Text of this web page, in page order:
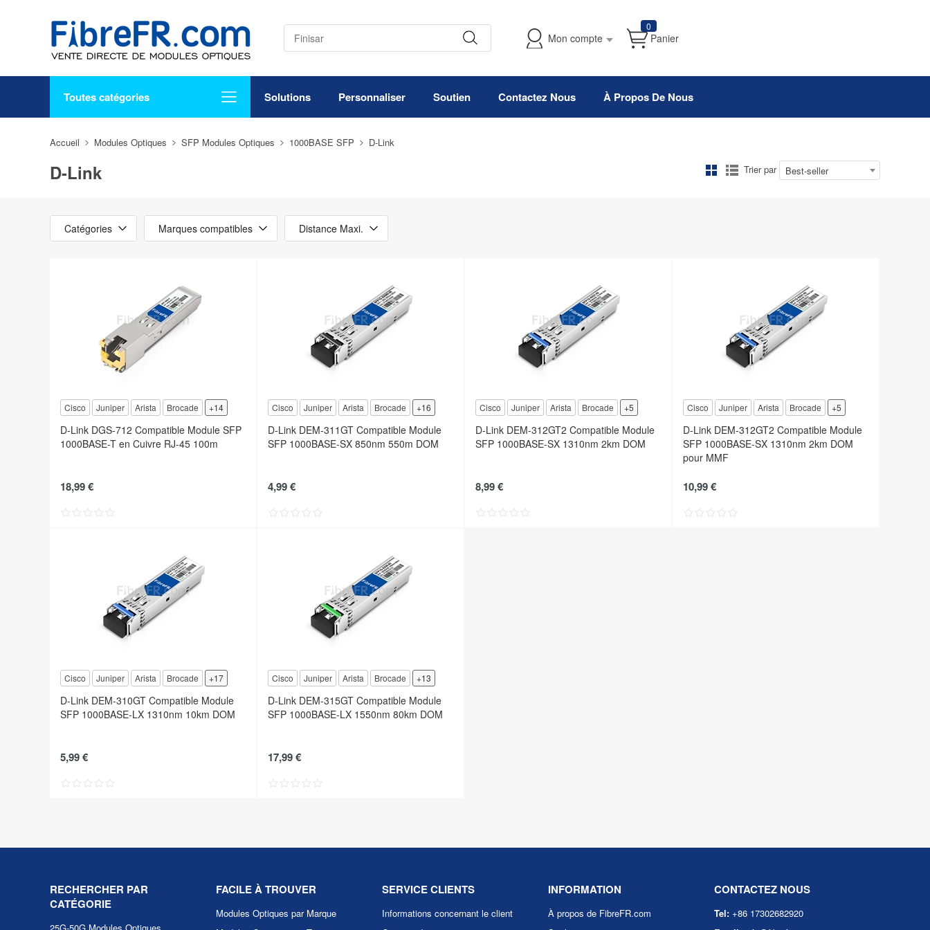
Mon compte
0
Panier
Toutes catégories Solutions Personnaliser Soutien Contactez Nous À Propos De Nous
Accueil Modules Optiques SFP Modules Optiques 1000BASE SFP D-Link
D-Link Trier par Best-seller
Catégories Marques compatibles Distance Maxi.
Cisco Juniper Arista Brocade +14
D-Link DGS-712 Compatible Module SFP
1000BASE-T en Cuivre RJ-45 100m
18,99 €
Cisco Juniper Arista Brocade +16
D-Link DEM-311GT Compatible Module
SFP 1000BASE-SX 850nm 550m DOM
4,99 €
Cisco Juniper Arista Brocade +5
D-Link DEM-312GT2 Compatible Module
SFP 1000BASE-SX 1310nm 2km DOM
8,99 €
Cisco Juniper Arista Brocade +5
D-Link DEM-312GT2 Compatible Module
SFP 1000BASE-SX 1310nm 2km DOM
pour MMF
10,99 €
Cisco Juniper Arista Brocade +17
D-Link DEM-310GT Compatible Module
SFP 1000BASE-LX 1310nm 10km DOM
5,99 €
Cisco Juniper Arista Brocade +13
D-Link DEM-315GT Compatible Module
SFP 1000BASE-LX 1550nm 80km DOM
17,99 €
RECHERCHER PAR
CATÉGORIE
25G-50G Modules Optiques
FACILE À TROUVER
Modules Optiques par Marque
SERVICE CLIENTS
Informations concernant le client
INFORMATION
À propos de FibreFR.com
CONTACTEZ NOUS
Tel: +86 17302682920